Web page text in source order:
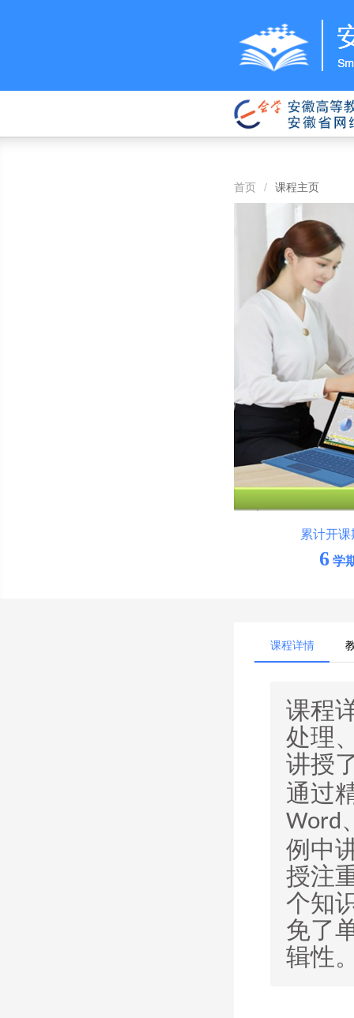
首页 / 课程主页
累计开课
6学
课程详情
课程
处理
讲授
通过
Word
例中
授注
个知
免了
辑性